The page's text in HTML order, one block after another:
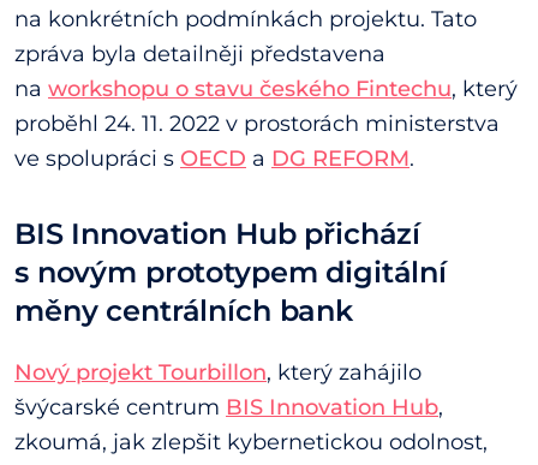
na konkrétních podmínkách projektu. Tato
zpráva byla detailněji představena
na workshopu o stavu českého Fintechu, který
proběhl 24. 11. 2022 v prostorách ministerstva
ve spolupráci s OECD a DG REFORM.
BIS Innovation Hub přichází
s novým prototypem digitální
měny centrálních bank
Nový projekt Tourbillon, který zahájilo
švýcarské centrum BIS Innovation Hub,
zkoumá, jak zlepšit kybernetickou odolnost,